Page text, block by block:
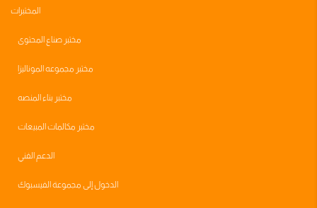
المختبرات
مختبر صناع المحتوى
مختبر مجموعه الموناليزا
مختبر بناء المنصه
مختبر مكالمات المبيعات
الدعم الفني
الدخول إلى مجموعة الفيسبوك